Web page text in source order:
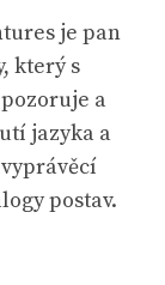
je pan
který s
a
jazyka a
postav.